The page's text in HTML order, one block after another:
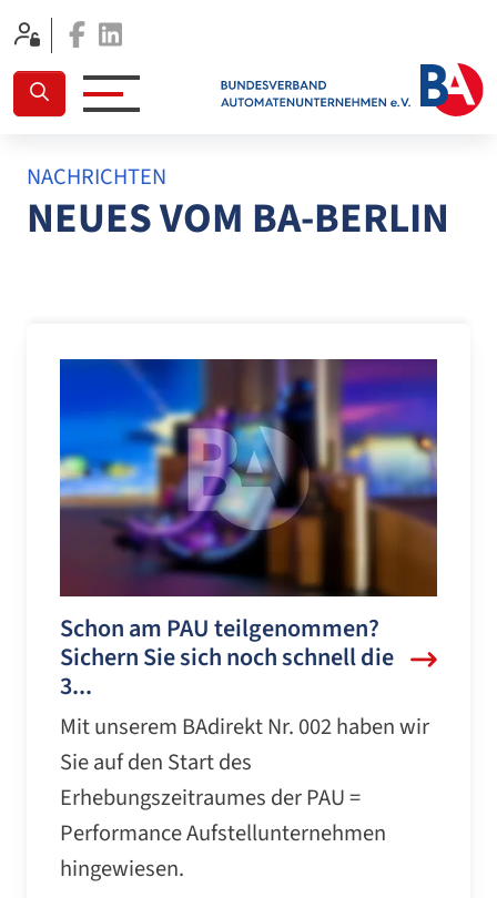
Facebook
NACHRICHTEN
NEUES VOM BA-BERLIN
Schon am PAU teilgenommen?
Sichern Sie sich noch schnell die
3...
Mit unserem BAdirekt Nr. 002 haben wir
Sie auf den Start des
Erhebungszeitraumes der PAU =
Performance Aufstellunternehmen
hingewiesen.